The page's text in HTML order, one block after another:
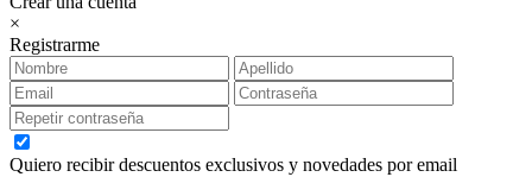
×
Registrarme
Quiero recibir descuentos exclusivos y novedades por email